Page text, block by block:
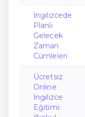
İngilizcede
Planlı
Gelecek
Zaman
Cümleleri
Ücretsiz
Online
İngilizce
Eğitimi: